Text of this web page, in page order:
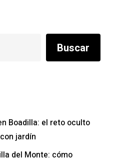
Buscar
Boadilla: el reto oculto
jardín
del Monte: cómo